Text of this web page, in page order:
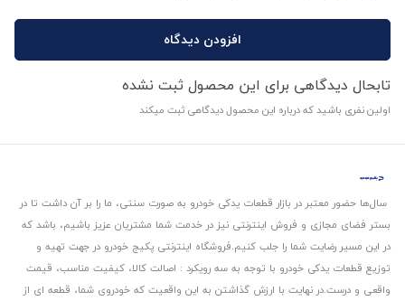
افزودن دیدگاه
تابحال دیدگاهی برای این محصول ثبت نشده
اولین نفری باشید که درباره این محصول دیدگاهی ثبت میکند
سال‌ها حضور معتبر در بازار قطعات یدکی خودرو به صورت سنتی، ما را بر آن داشت تا در
بستر فضای مجازی و فروش اینترنتی نیز در خدمت شما مشتریان عزیز باشیم، باشد که
در این مسیر رضایت شما را جلب کنیم.فروشگاه اینترنتی پکیج خودرو در جهت تهیه و
توزیع قطعات یدکی خودرو با توجه به سه رویکرد : اصالت کالا، کیفیت مناسب، قیمت
واقعی و درست.در نهایت با ارزش گذاشتن به این واقعیت که خودروی شما، قطعه ای از